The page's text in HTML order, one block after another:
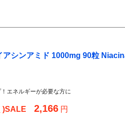
アシンアミド 1000mg 90粒
エネルギーが必要な方に
)SALE 2,166 円